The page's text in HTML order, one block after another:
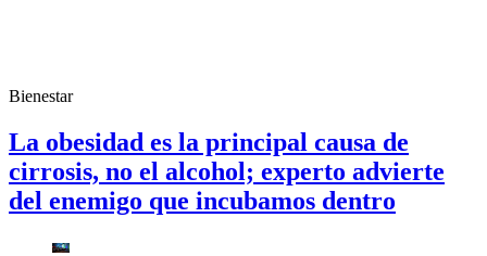
Bienestar
La obesidad es la principal causa de
cirrosis, no el alcohol; experto advierte
del enemigo que incubamos dentro